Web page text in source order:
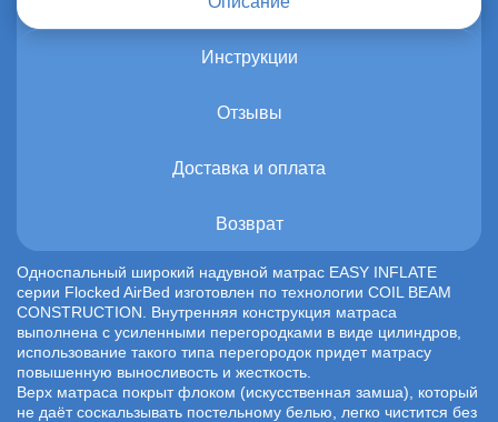
Инструкции
Отзывы
Доставка и оплата
Возврат
Односпальный широкий надувной матрас EASY INFLATE
серии Flocked AirBed изготовлен по технологии COIL BEAM
CONSTRUCTION. Внутренняя конструкция матраса
выполнена с усиленными перегородками в виде цилиндров,
использование такого типа перегородок придет матрасу
повышенную выносливость и жесткость.
Верх матраса покрыт флоком (искусственная замша), который
не даёт соскальзывать постельному белью, легко чистится без